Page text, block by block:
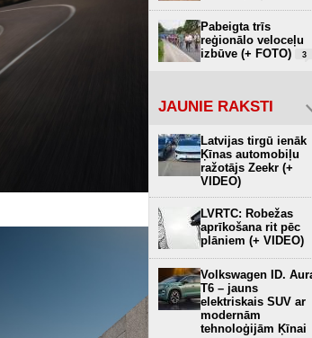
Pabeigta trīs
reģionālo veloceļu
izbūve (+ FOTO)
3
JAUNIE RAKSTI
Latvijas tirgū ienāk
Ķīnas automobiļu
ražotājs Zeekr (+
VIDEO)
LVRTC: Robežas
aprīkošana rit pēc
plāniem (+ VIDEO)
Volkswagen ID.
T6 – jauns
elektriskais SUV ar
modernām
tehnoloģijām Ķīnai